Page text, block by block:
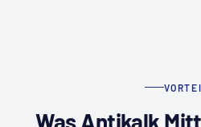
Was Antikalk